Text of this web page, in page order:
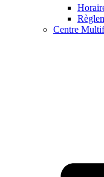
Centre